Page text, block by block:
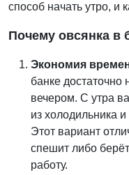
способ начать утро, и
Почему овсянка в
Экономия
банке достаточно
вечером. С утра
из холодильника
Этот вариант
спешит либо
работу.